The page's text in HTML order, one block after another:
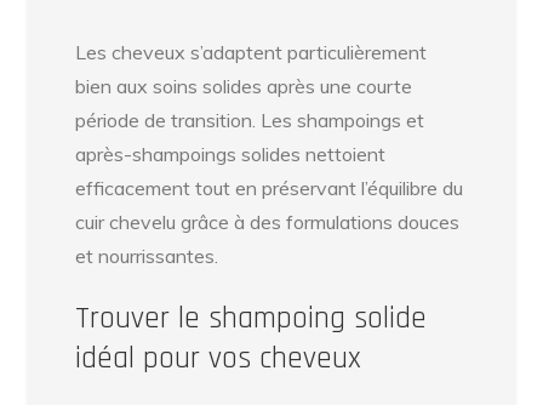
Les cheveux s’adaptent particulièrement
bien aux soins solides après une courte
période de transition. Les shampoings et
après-shampoings solides nettoient
efficacement tout en préservant l’équilibre du
cuir chevelu grâce à des formulations douces
et nourrissantes.
Trouver le shampoing solide
idéal pour vos cheveux